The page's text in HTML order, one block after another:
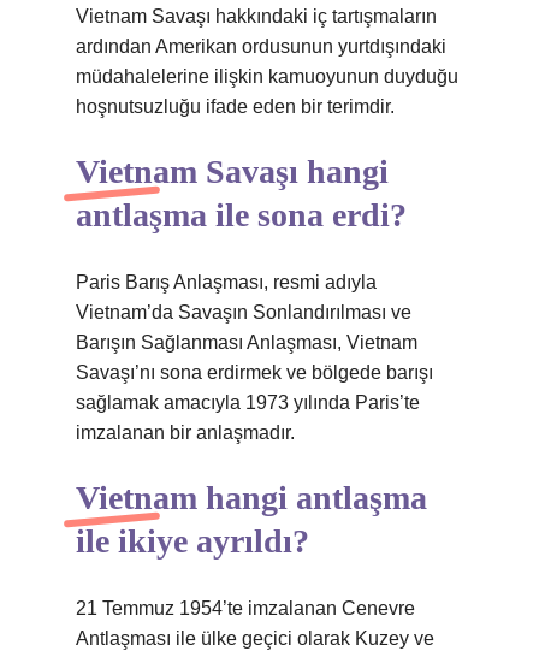
Vietnam Savaşı hakkındaki iç tartışmaların
ardından Amerikan ordusunun yurtdışındaki
müdahalelerine ilişkin kamuoyunun duyduğu
hoşnutsuzluğu ifade eden bir terimdir.
Vietnam Savaşı hangi
antlaşma ile sona erdi?
Paris Barış Anlaşması, resmi adıyla
Vietnam’da Savaşın Sonlandırılması ve
Barışın Sağlanması Anlaşması, Vietnam
Savaşı’nı sona erdirmek ve bölgede barışı
sağlamak amacıyla 1973 yılında Paris’te
imzalanan bir anlaşmadır.
Vietnam hangi antlaşma
ile ikiye ayrıldı?
21 Temmuz 1954’te imzalanan Cenevre
Antlaşması ile ülke geçici olarak Kuzey ve